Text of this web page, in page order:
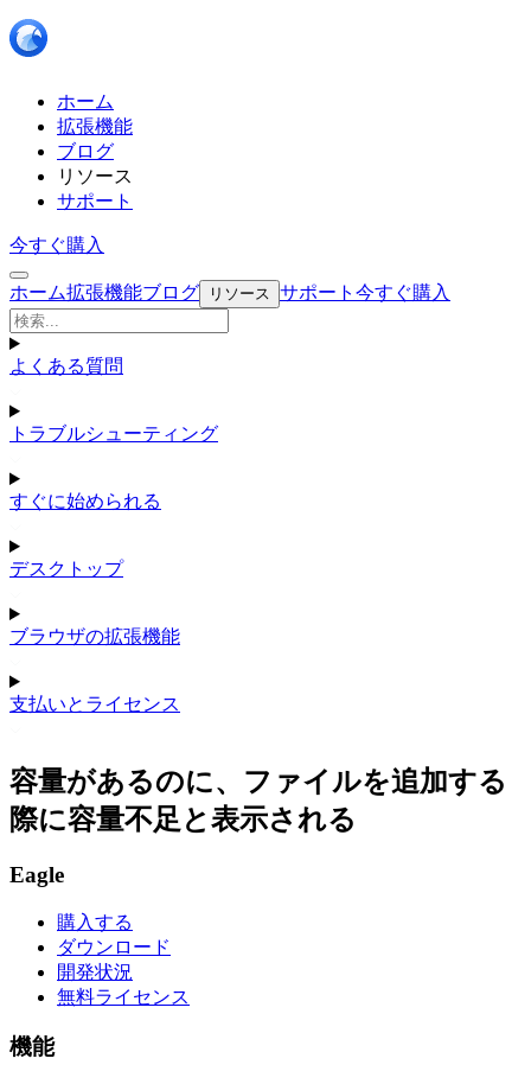
ホーム
拡張機能
ブログ
リソース
サポート
今すぐ購入
ホーム拡張機能ブログ リソース サポート 今すぐ購入
よくある質問
トラブルシューティング
すぐに始められる
デスクトップ
ブラウザの拡張機能
支払いとライセンス
容量があるのに、ファイルを追加する
際に容量不足と表示される
Eagle
購入する
ダウンロード
開発状況
無料ライセンス
機能